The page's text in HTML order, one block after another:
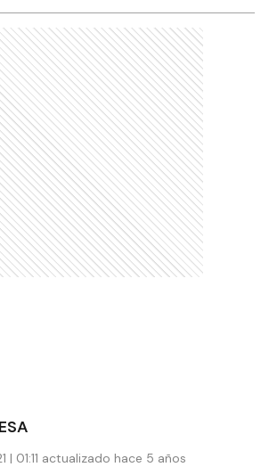
| 01:11 actualizado hace 5 años